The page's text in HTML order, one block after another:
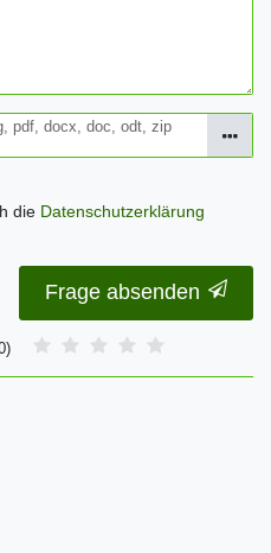
pdf, docx, doc, odt, zip
die Daten­schutz­erklärung
Frage absenden